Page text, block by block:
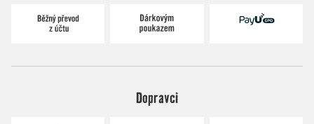
Dopravci